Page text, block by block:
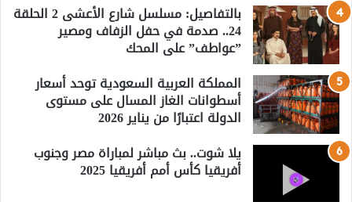
بالتفاصيل: مسلسل شارع الأعشى 2 الحلقة
24.. صدمة في حفل الزفاف ومصير
”عواطف” على المحك
المملكة العربية السعودية توحد أسعار
أسطوانات الغاز المسال على مستوى
الدولة اعتبارًا من يناير 2026
يلا شوت.. بث مباشر لمباراة مصر وجنوب
أفريقيا كأس أمم أفريقيا 2025